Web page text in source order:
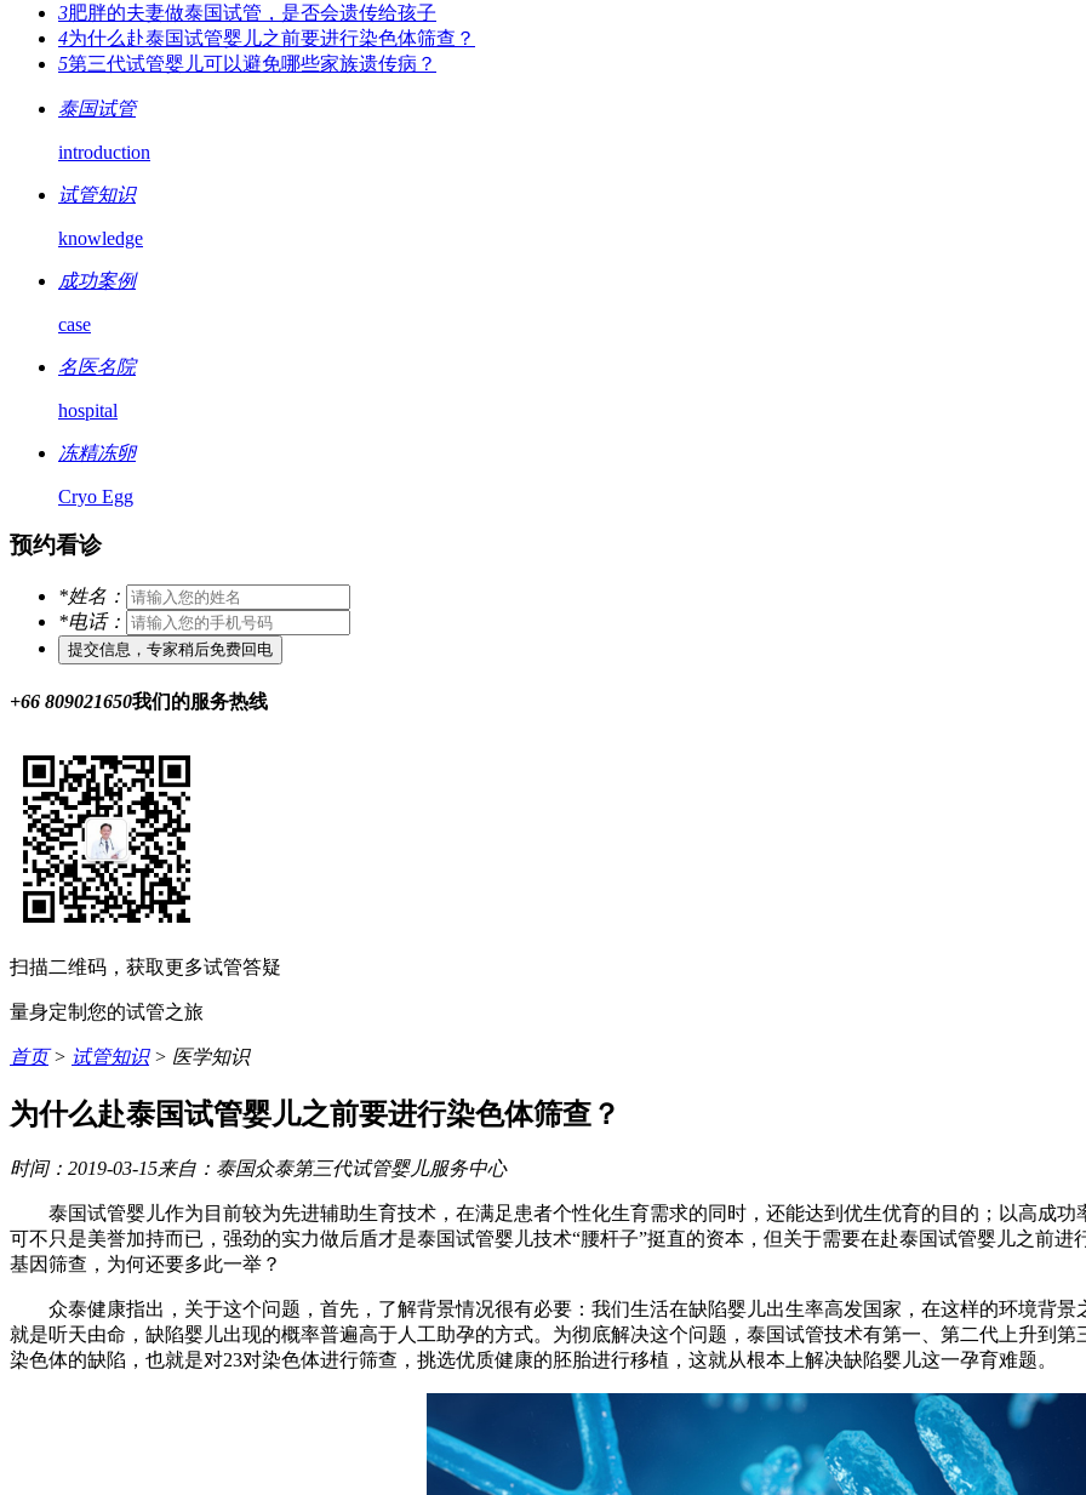
3肥胖的夫妻做泰国试管，是否会遗传给孩子
4为什么赴泰国试管婴儿之前要进行染色体筛查？
5第三代试管婴儿可以避免哪些家族遗传病？
泰国试管
introduction
试管知识
knowledge
成功案例
case
名医名院
hospital
冻精冻卵
Cryo Egg
预约看诊
*姓名：
*电话：
+66 809021650我们的服务热线
扫描二维码，获取更多试管答疑
量身定制您的试管之旅
首页> 试管知识> 医学知识
为什么赴泰国试管婴儿之前要进行染色体筛查？
时间：2019-03-15来自：泰国众泰第三代试管婴儿服务中心
泰国试管婴儿作为目前较为先进辅助生育技术，在满足患者个性化生育需求的同时，还能达到优生优育的目的；以高成
可不只是美誉加持而已，强劲的实力做后盾才是泰国试管婴儿技术“腰杆子”挺直的资本，但关于需要在赴泰国试管婴儿之前
基因筛查，为何还要多此一举？
众泰健康指出，关于这个问题，首先，了解背景情况很有必要：我们生活在缺陷婴儿出生率高发国家，在这样的环境背
就是听天由命，缺陷婴儿出现的概率普遍高于人工助孕的方式。为彻底解决这个问题，泰国试管技术有第一、第二代上升到
染色体的缺陷，也就是对23对染色体进行筛查，挑选优质健康的胚胎进行移植，这就从根本上解决缺陷婴儿这一孕育难题。